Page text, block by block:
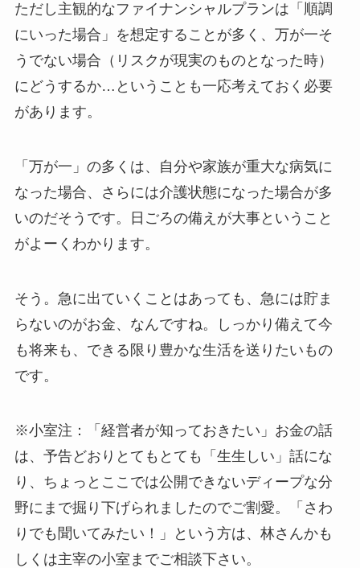
ただし主観的なファイナンシャルプランは「順調
にいった場合」を想定することが多く、万が一そ
うでない場合（リスクが現実のものとなった時）
にどうするか…ということも一応考えておく必要
があります。
「万が一」の多くは、自分や家族が重大な病気に
なった場合、さらには介護状態になった場合が多
いのだそうです。日ごろの備えが大事ということ
がよーくわかります。
そう。急に出ていくことはあっても、急には貯ま
らないのがお金、なんですね。しっかり備えて今
も将来も、できる限り豊かな生活を送りたいもの
です。
※小室注：「経営者が知っておきたい」お金の話
は、予告どおりとてもとても「生生しい」話にな
り、ちょっとここでは公開できないディープな分
野にまで掘り下げられましたのでご割愛。「さわ
りでも聞いてみたい！」という方は、林さんかも
しくは主宰の小室までご相談下さい。